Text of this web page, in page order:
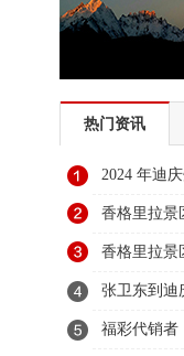
热门资讯
2024 年迪
审通过人员
香格里拉景
美景
香格里拉景
美景
张卫东到迪
福彩代销者